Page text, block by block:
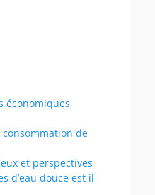
économiques
de
et perspectives
d’eau douce est il